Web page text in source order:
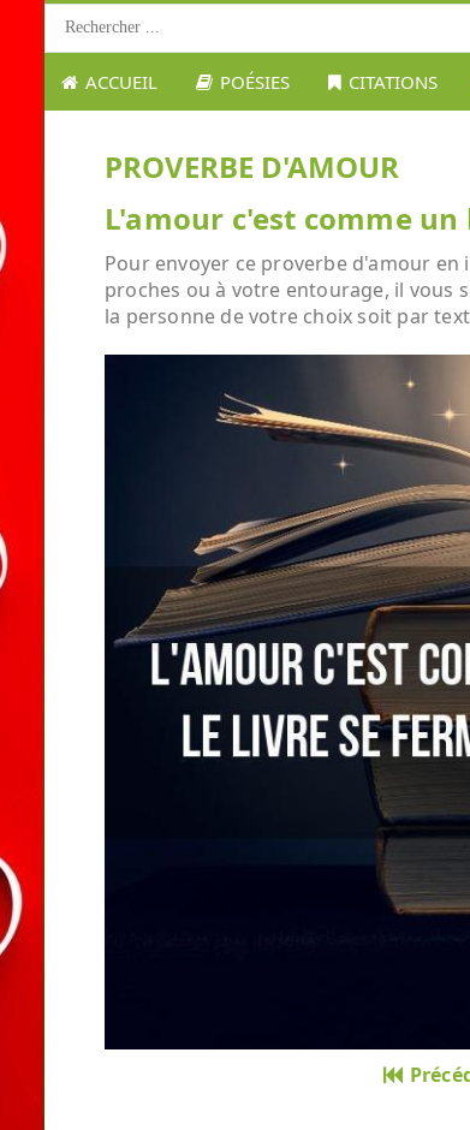
ACCUEIL POÉSIES CITATIONS
PROVERBE D'AMOUR
L'amour c'est comme
Pour envoyer ce proverbe d'amour en
proches ou à votre entourage, il vous
la personne de votre choix soit par